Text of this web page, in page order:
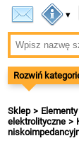
▾
Rozwiń
Sklep
elektrolityczne